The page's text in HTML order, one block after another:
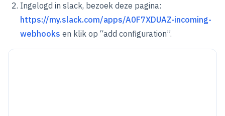
Ingelogd in slack, bezoek deze pagina:
https://my.slack.com/apps/A0F7XDUAZ-incoming-
webhooks en klik op “add configuration”.